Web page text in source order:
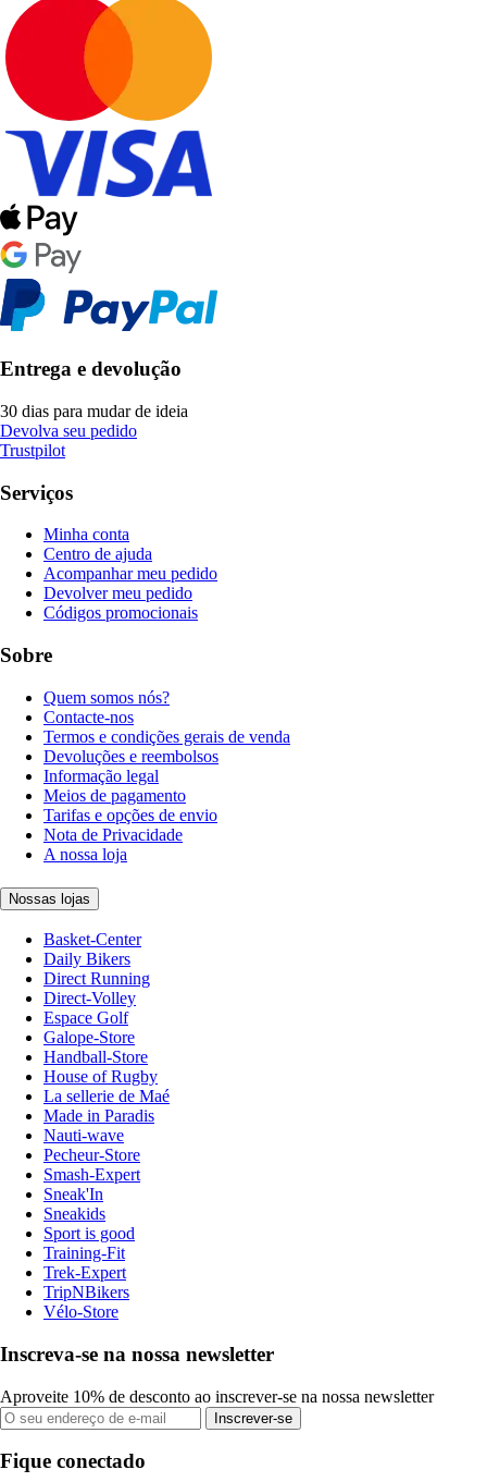
Entrega e devolução
30 dias para mudar de ideia
Devolva seu pedido
Trustpilot
Serviços
Minha conta
Centro de ajuda
Acompanhar meu pedido
Devolver meu pedido
Códigos promocionais
Sobre
Quem somos nós?
Contacte-nos
Termos e condições gerais de venda
Devoluções e reembolsos
Informação legal
Meios de pagamento
Tarifas e opções de envio
Nota de Privacidade
A nossa loja
Nossas lojas
Basket-Center
Daily Bikers
Direct Running
Direct-Volley
Espace Golf
Galope-Store
Handball-Store
House of Rugby
La sellerie de Maé
Made in Paradis
Nauti-wave
Pecheur-Store
Smash-Expert
Sneak'In
Sneakids
Sport is good
Training-Fit
Trek-Expert
TripNBikers
Vélo-Store
Inscreva-se na nossa newsletter
Aproveite 10% de desconto ao inscrever-se na nossa newsletter
Inscrever-se
Fique conectado